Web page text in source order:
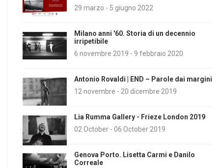
29 marzo - 5 giugno 2022
Milano anni '60. Storia di un decennio
irripetibile
6 novembre 2019 - 9 febbraio 2020
Antonio Rovaldi | END – Parole dai margini
12 novembre - 20 dicembre 2019
Lia Rumma Gallery - Frieze London 2019
02 October - 06 October 2019
Genova Porto. Lisetta Carmi e Danilo
Correale